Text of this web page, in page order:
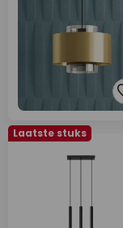
Laatste stuks